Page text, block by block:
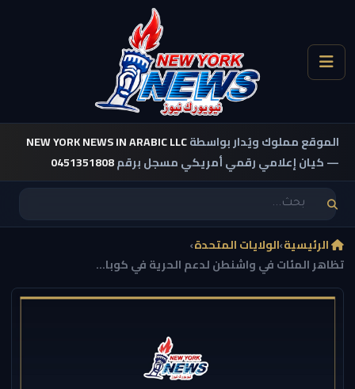
الموقع مملوك ويُدار بواسطةNEW YORK NEWS IN ARABIC LLC
— كيان إعلامي رقمي أمريكي مسجل برقم0451351808
الرئيسية›الولايات المتحدة›
تظاهر المئات في واشنطن لدعم الحرية في كوبا...